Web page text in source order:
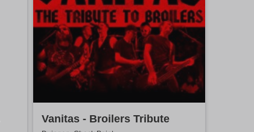
Vanitas - Broilers Tribute